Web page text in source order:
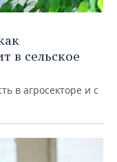
в сельское
в агросекторе и с